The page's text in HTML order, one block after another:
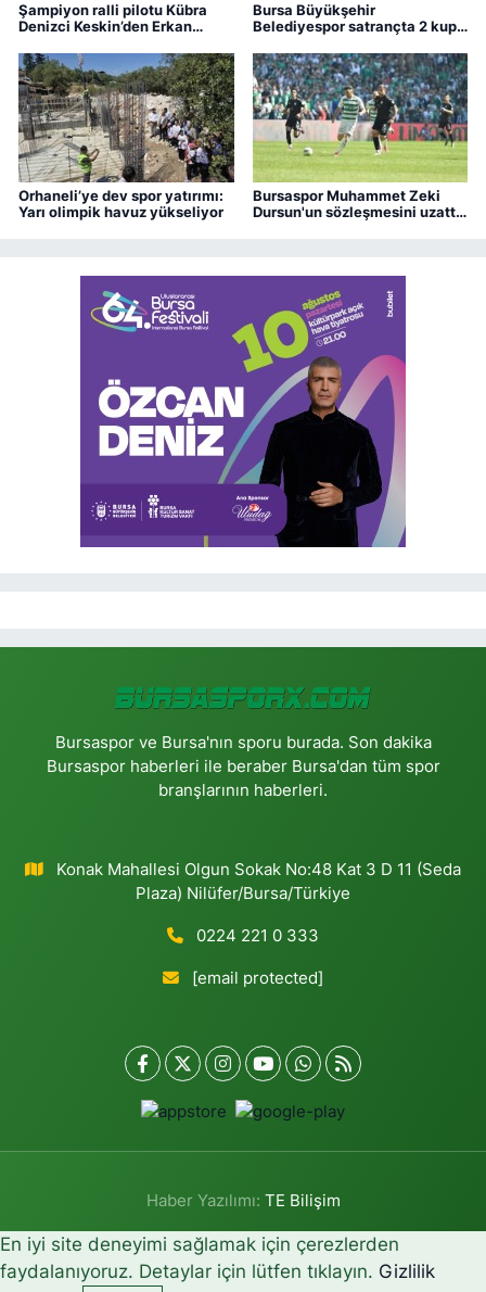
Şampiyon ralli pilotu Kübra
Denizci Keskin’den Erkan
Bursa Büyükşehir
Belediyespor satrançta 2 kupa
Orhaneli’ye dev spor yatırımı:
Yarı olimpik havuz yükseliyor
Bursaspor Muhammet Zeki
Dursun'un sözleşmesini uzattı,
Bursaspor ve Bursa'nın sporu burada. Son dakika
Bursaspor haberleri ile beraber Bursa'dan tüm spor
branşlarının haberleri.
Konak Mahallesi Olgun Sokak No:48 Kat 3 D 11 (Seda
Plaza) Nilüfer/Bursa/Türkiye
0224 221 0 333
[email protected]
Haber Yazılımı: TE Bilişim
En iyi site deneyimi sağlamak için çerezlerden
faydalanıyoruz. Detaylar için lütfen tıklayın. Gizlilik